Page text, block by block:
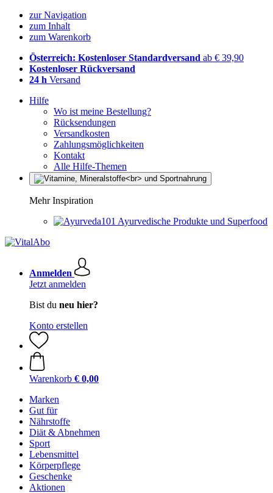
zur Navigation
zum Inhalt
zum Warenkorb
Österreich: Kostenloser Standardversand ab € 39,90
Kostenloser Rückversand
24 h Versand
Hilfe
Wo ist meine Bestellung?
Rücksendungen
Versandkosten
Zahlungsmöglichkeiten
Kontakt
Alle Hilfe-Themen
Mehr Inspiration
Ayurvedische Produkte und Superfood
Anmelden
Jetzt anmelden
Bist du neu hier?
Konto erstellen
Warenkorb € 0,00
Marken
Gut für
Nährstoffe
Diät & Abnehmen
Sport
Lebensmittel
Körperpflege
Geschenke
Aktionen